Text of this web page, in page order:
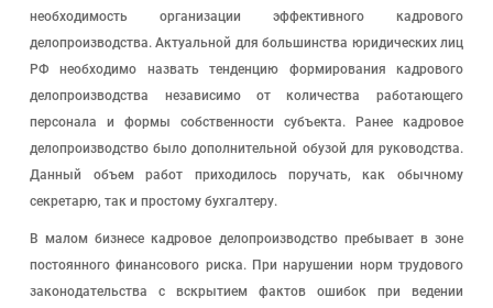
необходимость организации эффективного кадрового
делопроизводства. Актуальной для большинства юридических лиц
РФ необходимо назвать тенденцию формирования кадрового
делопроизводства независимо от количества работающего
персонала и формы собственности субъекта. Ранее кадровое
делопроизводство было дополнительной обузой для руководства.
Данный объем работ приходилось поручать, как обычному
секретарю, так и простому бухгалтеру.
В малом бизнесе кадровое делопроизводство пребывает в зоне
постоянного финансового риска. При нарушении норм трудового
законодательства с вскрытием фактов ошибок при ведении